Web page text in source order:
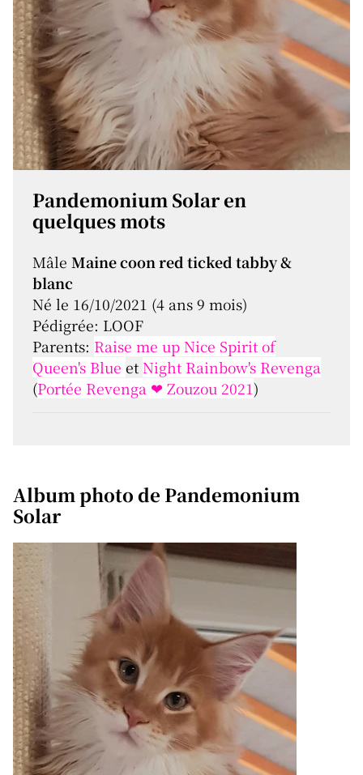
Pandemonium Solar en
quelques mots
Mâle Maine coon red ticked tabby &
blanc
Né le 16/10/2021 (4 ans 9 mois)
Pédigrée: LOOF
Parents: Raise me up Nice Spirit of
Queen's Blue et Night Rainbow's Revenga
(Portée Revenga ❤ Zouzou 2021)
Album photo de Pandemonium
Solar